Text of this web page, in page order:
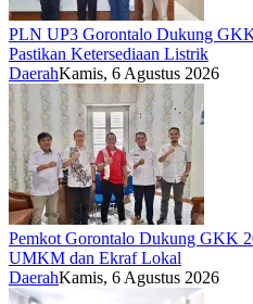
PLN UP3 Gorontalo Dukung
Pastikan Ketersediaan Listrik
DaerahKamis, 6 Agustus 2026
Pemkot Gorontalo Dukung GKK
UMKM dan Ekraf Lokal
DaerahKamis, 6 Agustus 2026